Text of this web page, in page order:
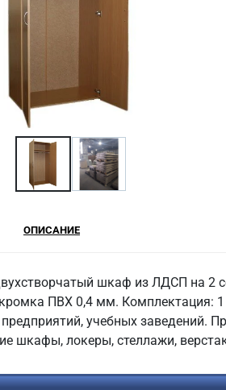
ОПИСАНИЕ
шкаф из ЛДСП на 2
ПВХ 0,4 мм. Комплектация: 1
учебных заведений.
шкафы, локеры, стеллажи,